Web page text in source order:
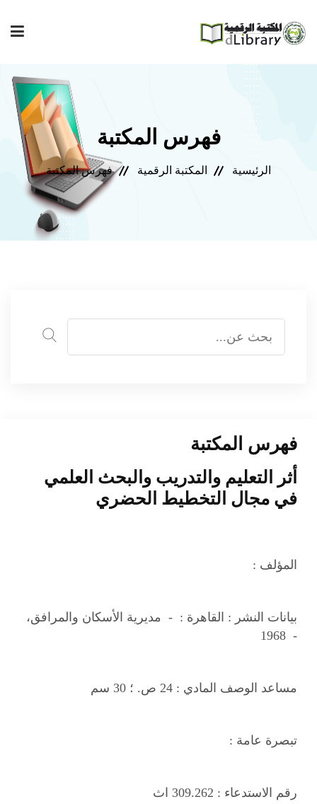
إصدارات المعهد
فهرس المكتبة
مجلة المعهد
مكتبتي
فهرس المكتبة
الرئيسية المكتبة الرقمية فهرس المكتبة
فهرس المكتبة
أثر التعليم والتدريب والبحث العلمي
في مجال التخطيط الحضري
المؤلف :
بيانات النشر : القاهرة : - مديرية الأسكان والمرافق،
- 1968
مساعد الوصف المادي :24 ص. ؛ 30 سم
تبصرة عامة :
رقم الاستدعاء : 309.262 اث